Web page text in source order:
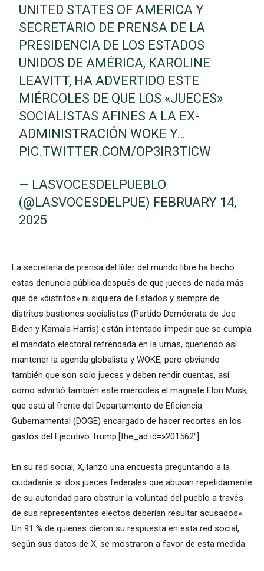
UNITED STATES OF AMERICA Y
SECRETARIO DE PRENSA DE LA
PRESIDENCIA DE LOS ESTADOS
UNIDOS DE AMÉRICA, KAROLINE
LEAVITT, HA ADVERTIDO ESTE
MIÉRCOLES DE QUE LOS «JUECES»
SOCIALISTAS AFINES A LA EX-
ADMINISTRACIÓN WOKE Y…
PIC.TWITTER.COM/OP3IR3TICW
— LASVOCESDELPUEBLO
(@LASVOCESDELPUE) FEBRUARY 14,
2025
La secretaria de prensa del líder del mundo libre ha hecho
estas denuncia pública después de que jueces de nada más
que de «distritos» ni siquiera de Estados y siempre de
distritos bastiones socialistas (Partido Demócrata de Joe
Biden y Kamala Harris) están intentado impedir que se cumpla
el mandato electoral refrendada en la urnas, queriendo así
mantener la agenda globalista y WOKE, pero obviando
también que son solo jueces y deben rendir cuentas, así
como advirtió también este miércoles el magnate Elon Musk,
que está al frente del Departamento de Eficiencia
Gubernamental (DOGE) encargado de hacer recortes en los
gastos del Ejecutivo Trump.[the_ad id=»201562″]
En su red social, X, lanzó una encuesta preguntando a la
ciudadanía si «los jueces federales que abusan repetidamente
de su autoridad para obstruir la voluntad del pueblo a través
de sus representantes electos deberían resultar acusados».
Un 91 % de quienes dieron su respuesta en esta red social,
según sus datos de X, se mostraron a favor de esta medida.